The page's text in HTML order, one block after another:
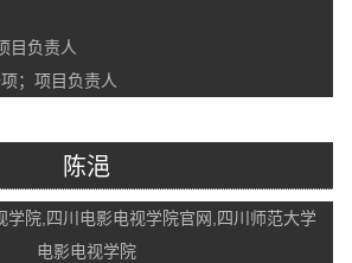
目负责人
；项目负责人
陈浥